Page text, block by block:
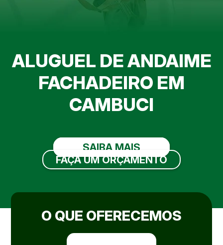
ALUGUEL DE ANDAIME
FACHADEIRO EM
CAMBUCI
SAIBA MAIS
FAÇA UM ORÇAMENTO
O QUE OFERECEMOS